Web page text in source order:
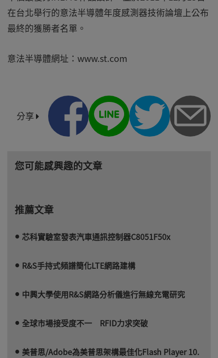
在台北舉行的意法半導體年度感測器技術論壇上公布
最終的獲勝者名單。
意法半導體網址：www.st.com
分享
您可能感興趣的文章
推薦文章
芯科實驗室發表汽車通訊控制器C8051F50x
R&S手持式頻譜簡化LTE網路建構
中興大學使用R&S網路分析儀進行無線充電研究
全球市場接受度不一 RFID力求突破
美普思/Adobe為美普思架構最佳化Flash Player 10.